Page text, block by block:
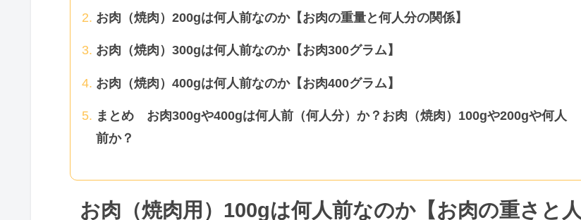
お肉（焼肉）200gは何人前なのか【お肉の重量と何人分の関係】
お肉（焼肉）300gは何人前なのか【お肉300グラム】
お肉（焼肉）400gは何人前なのか【お肉400グラム】
まとめ お肉300gや400gは何人前（何人分）か？お肉（焼肉）100gや200gや何人
前か？
お肉（焼肉用）100gは何人前なのか【お肉の重さと人